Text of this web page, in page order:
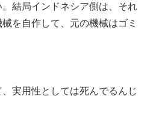
結局インドネシア側は、それ
を自作して、元の機械はゴミ
実用性としては死んでるんじ